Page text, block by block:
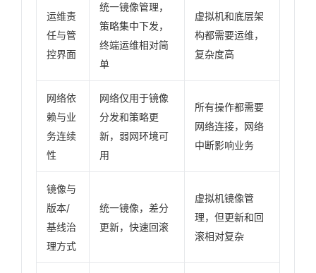
运维责
任与管
控界面
统一镜像管理，
策略集中下发，
终端运维相对简
单
虚拟机和底层架
构都需要运维，
复杂度高
网络依
赖与业
务连续
性
网络仅用于镜像
分发和策略更
新，弱网环境可
用
所有操作都需要
网络连接，网络
中断影响业务
镜像与
版本/
基线治
理方式
统一镜像，差分
更新，快速回滚
虚拟机镜像管
理，但更新和回
滚相对复杂